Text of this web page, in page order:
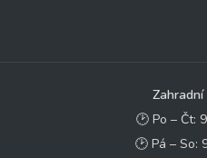
🕑 Po – Čt:
🕑 Pá – So: